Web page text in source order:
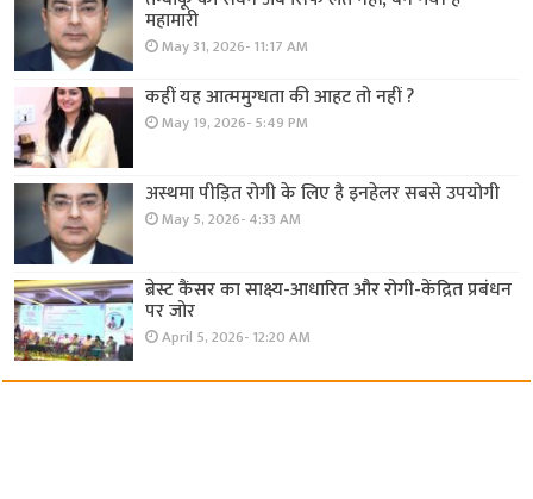
महामारी
May 31, 2026- 11:17 AM
कहीं यह आत्ममुग्धता की आहट तो नहीं ?
May 19, 2026- 5:49 PM
अस्थमा पीड़ित रोगी के लिए है इनहेलर सबसे उपयोगी
May 5, 2026- 4:33 AM
ब्रेस्ट कैंसर का साक्ष्य-आधारित और रोगी-केंद्रित प्रबंधन
पर जोर
April 5, 2026- 12:20 AM